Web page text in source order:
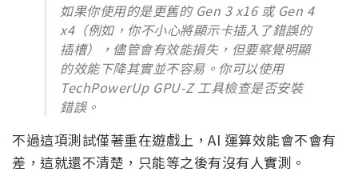
如果你使用的是更舊的 Gen 3 x16 或 Gen 4
x4（例如，你不小心將顯示卡插入了錯誤的
插槽），儘管會有效能損失，但要察覺明顯
的效能下降其實並不容易。你可以使用
TechPowerUp GPU-Z 工具檢查是否安裝
錯誤。
不過這項測試僅著重在遊戲上，AI 運算效能會不會有
差，這就還不清楚，只能等之後有沒有人實測。